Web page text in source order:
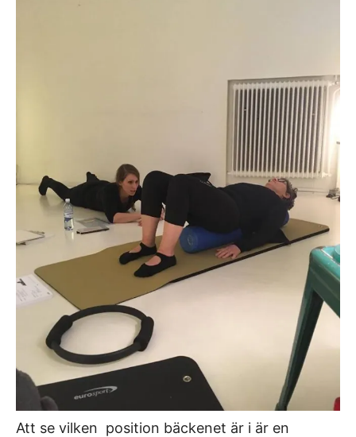
Att se vilken position bäckenet är i är en